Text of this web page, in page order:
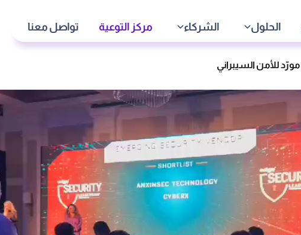
الحلول الشركاء مركز التوعية تواصل معنا